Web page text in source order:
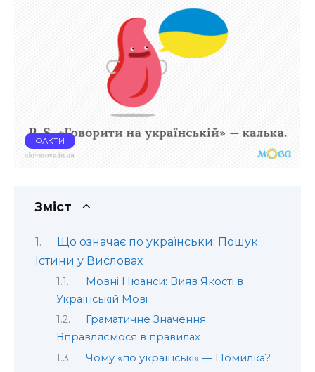
ФАКТИ
Зміст
Що означає по українськи: Пошук
Істини у Висловах
Мовні Нюанси: Вияв Якості в
Українській Мові
Граматичне Значення:
Вправляємося в правилах
Чому «по українські» — Помилка?